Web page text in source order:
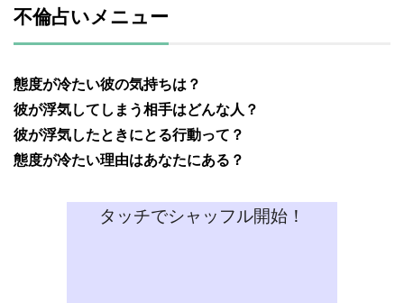
不倫占いメニュー
態度が冷たい彼の気持ちは？
彼が浮気してしまう相手はどんな人？
彼が浮気したときにとる行動って？
態度が冷たい理由はあなたにある？
タッチでシャッフル開始！